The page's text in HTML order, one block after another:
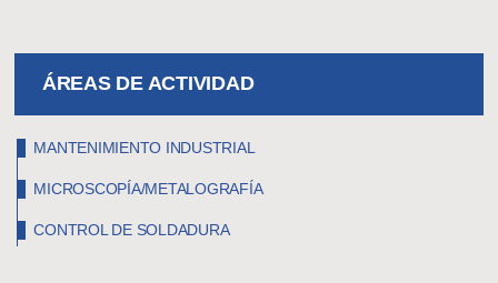
ÁREAS DE ACTIVIDAD
MANTENIMIENTO INDUSTRIAL
MICROSCOPÍA/METALOGRAFÍA
CONTROL DE SOLDADURA